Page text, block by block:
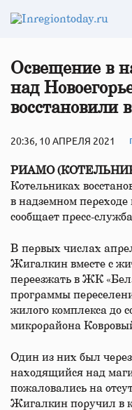
Освещение в
над
восстановили
20:36, 10 АПРЕЛЯ 2021
РИАМО
Котельниках
в надземном переходе
сообщает пресс-
В первых числах
Жигалкин вместе с
переезжать в ЖК
программы
жилого комплекса до
микрорайона
Один из них был
находящийся над
пожаловались на
Жигалкин поручил в